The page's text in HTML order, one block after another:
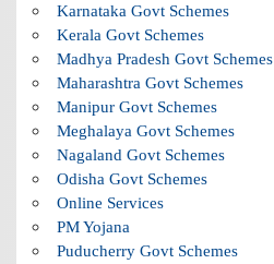
Karnataka Govt Schemes
Kerala Govt Schemes
Madhya Pradesh Govt Schemes
Maharashtra Govt Schemes
Manipur Govt Schemes
Meghalaya Govt Schemes
Nagaland Govt Schemes
Odisha Govt Schemes
Online Services
PM Yojana
Puducherry Govt Schemes